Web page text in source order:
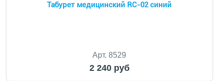
Табурет медицинский RC-02 синий
Арт. 8529
2 240 руб